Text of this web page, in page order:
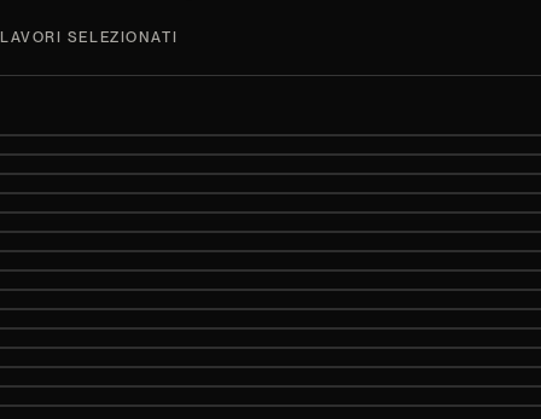
LAVORI SELEZIONATI